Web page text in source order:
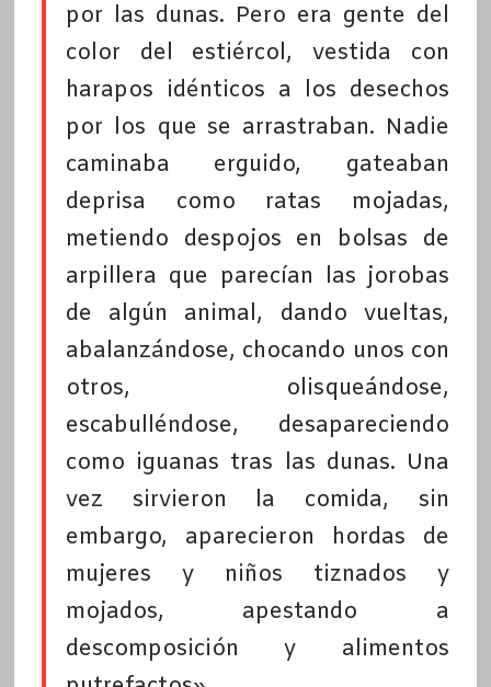
por las dunas. Pero era gente del
color del estiércol, vestida con
harapos idénticos a los desechos
por los que se arrastraban. Nadie
caminaba erguido, gateaban
deprisa como ratas mojadas,
metiendo despojos en bolsas de
arpillera que parecían las jorobas
de algún animal, dando vueltas,
abalanzándose, chocando unos con
otros, olisqueándose,
escabulléndose, desapareciendo
como iguanas tras las dunas. Una
vez sirvieron la comida, sin
embargo, aparecieron hordas de
mujeres y niños tiznados y
mojados, apestando a
descomposición y alimentos